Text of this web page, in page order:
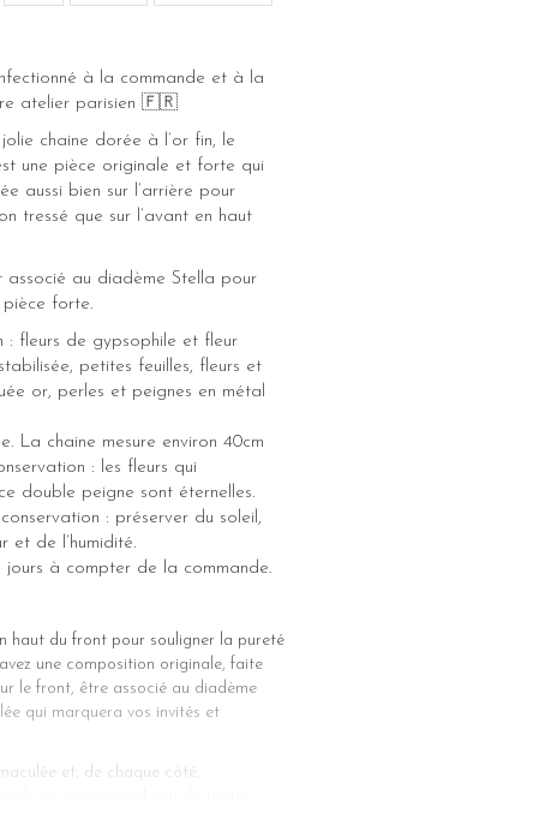
à la commande et à la
atelier parisien 🇫🇷
jolie chaine dorée à l’or fin, le
une pièce originale et forte qui
aussi bien sur l’arrière pour
tressé que sur l’avant en haut
associé au diadème Stella pour
pièce forte.
: fleurs de gypsophile et fleur
petites feuilles, fleurs et
or, perles et peignes en métal
La chaine mesure environ 40cm
: les fleurs qui
double peigne sont éternelles.
: préserver du soleil,
et de l’humidité.
jours à compter de la commande.
haut du front pour souligner la pureté
une composition originale, faite
le front, être associé au diadème
qui marquera vos invités et
et, de chaque côté,